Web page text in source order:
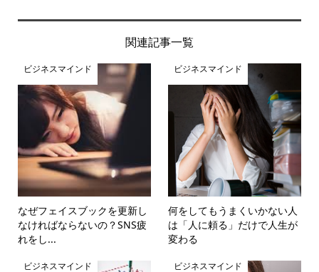
関連記事一覧
ビジネスマインド
なぜフェイスブックを更新し
なければならないの？SNS疲
れをし...
ビジネスマインド
何をしてもうまくいかない人
は「人に頼る」だけで人生が
変わる
ビジネスマインド ビジネスマインド